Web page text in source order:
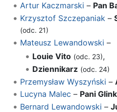
Artur Kaczmarski – Pan
Krzysztof Szczepaniak–
(odc. 21)
Mateusz Lewandowski –
Louie Vito (odc. 23),
Dziennikarz (odc. 24)
Przemysław Wyszyński –
Lucyna Malec – Pani
Bernard Lewandowski –